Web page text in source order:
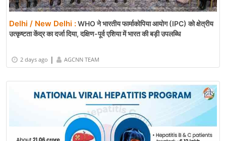
Delhi / New Delhi :WHO ने भारतीय फार्माकोपिया आयोग (IPC) को क्षेत्रीय
उत्कृष्टता केंद्र का दर्जा दिया, दक्षिण-पूर्व एशिया में भारत की बड़ी उपलब्धि
2 days ago | AGCNN TEAM